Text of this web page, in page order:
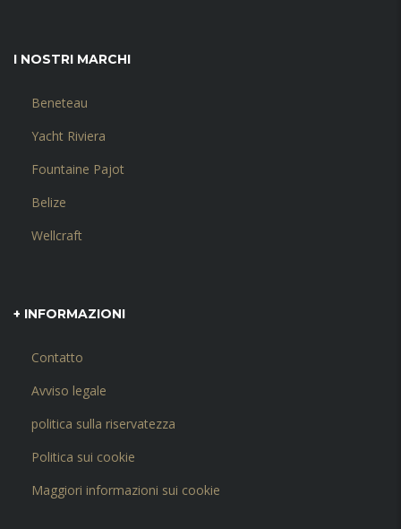
I NOSTRI MARCHI
Beneteau
Yacht Riviera
Fountaine Pajot
Belize
Wellcraft
+ INFORMAZIONI
Contatto
Avviso legale
politica sulla riservatezza
Politica sui cookie
Maggiori informazioni sui cookie